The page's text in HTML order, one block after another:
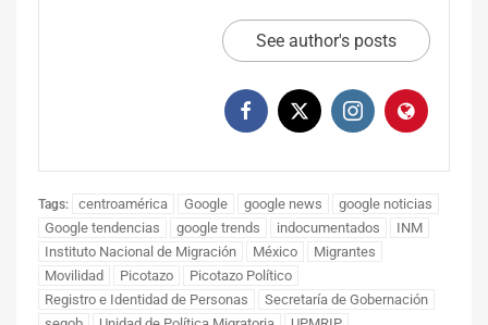
See author's posts
Tags: centroamérica Google google news
google noticias
Google tendencias
google trends indocumentados
INM
Instituto Nacional de Migración
México
Migrantes
Movilidad
Picotazo
Picotazo Político
Registro e Identidad de Personas
Secretaría de Gobernación